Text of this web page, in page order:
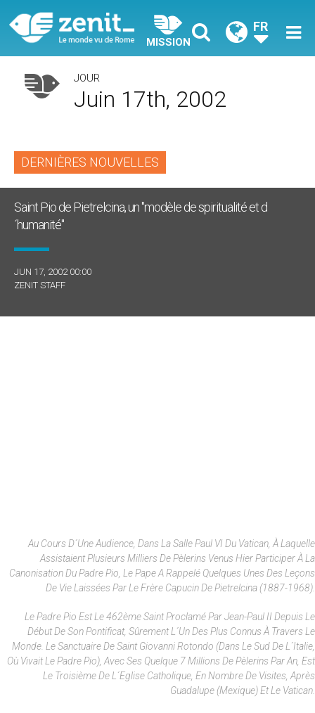
MISSION
FR
JOUR
Juin 17th, 2002
DERNIÈRES NOUVELLES
Saint Pio de Pietrelcina, un "modèle de spiritualité et d
´humanité"
JUN 17, 2002 00:00
ZENIT STAFF
Au Cours D´une Audience, Dans La Salle Paul VI Du Vatican, À Laquelle
Assistaient Plusieurs Milliers De Pèlerins Venus Hier Participer À La
Canonisation Du Padre Pio, Le Pape A Rappelé Quelques Unes Des Leçons
De Vie Laissées Par Le Frère Capucin De Pietrelcina (1887-1968).
Le Padre Pio Est Le 462ème Saint Proclamé Par Jean-Paul II Depuis Le
Début De Son Pontificat, Sûrement L´un Des Plus Connus À Travers Le
Monde. Le Sanctuaire De Saint Giovanni Rotondo (dans Le Sud De L´Italie,
Où Vivait Le Padre Pio), Avec Ses Quelque 7 Millions De Pèlerins Par An, Est
Le Troisième De L´Eglise Catholique, En Nombre De Visites, Après
Guadalupe (Mexique) Et Le Vatican.